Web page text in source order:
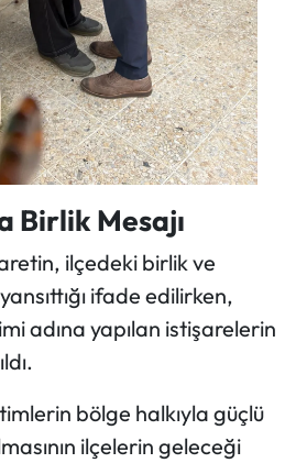
Birlik Mesajı
ilçedeki birlik ve
ifade edilirken,
adına yapılan istişarelerin
bölge halkıyla güçlü
ilçelerin geleceği